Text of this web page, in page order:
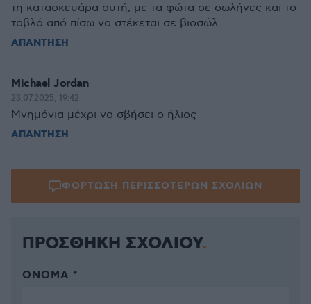
τη κατασκευάρα αυτή, με τα φώτα σε σωλήνες και το
ταβλά από πίσω να στέκεται σε βιοσώλ ...
ΑΠΑΝΤΗΣΗ
Michael Jordan
23.07.2025, 19:42
Μνημόνια μέχρι να σβήσει ο ήλιος
ΑΠΑΝΤΗΣΗ
ΦΟΡΤΩΣΗ ΠΕΡΙΣΣΟΤΕΡΩΝ ΣΧΟΛΙΩΝ
ΠΡΟΣΘΗΚΗ ΣΧΟΛΙΟΥ
ΌΝΟΜΑ *